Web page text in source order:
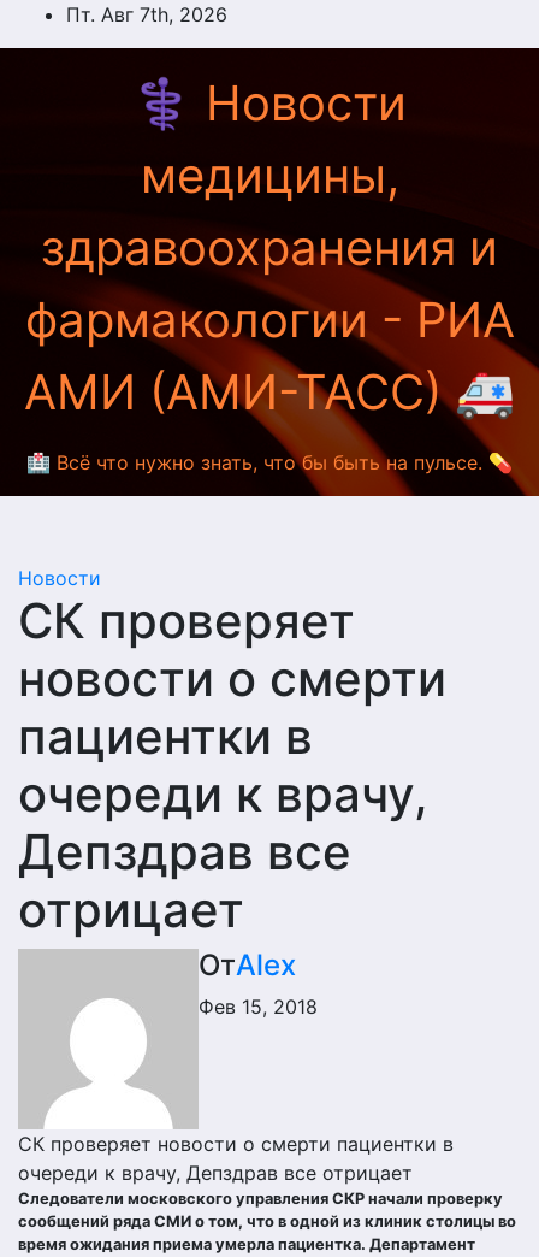
Перейти
к
Пт. Авг 7th, 2026
⚕️ Новости
медицины,
здравоохранения и
фармакологии - РИА
АМИ (АМИ-ТАСС) 🚑
🏥 Всё что нужно знать, что бы быть на пульсе. 💊
Новости
СК проверяет
новости о смерти
пациентки в
очереди к врачу,
Депздрав все
отрицает
ОтAlex
Фев 15, 2018
СК проверяет новости о смерти пациентки в
очереди к врачу, Депздрав все отрицает
Следователи московского управления СКР начали проверку
сообщений ряда СМИ о том, что в одной из клиник столицы во
время ожидания приема умерла пациентка. Департамент